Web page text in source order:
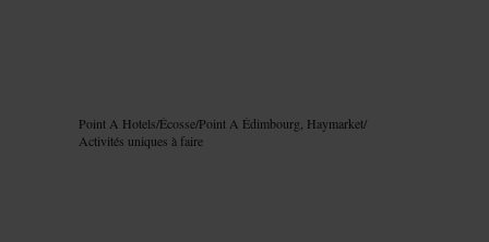
Point A Hotels/Écosse/Point A Édimbourg, Haymarket/
Activités uniques à faire